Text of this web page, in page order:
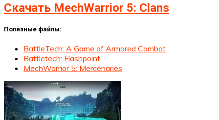
Скачать MechWarrior 5: Clans
Полезные файлы:
BattleTech: A Game of Armored Combat
Battletech: Flashpoint
MechWarrior 5: Mercenaries